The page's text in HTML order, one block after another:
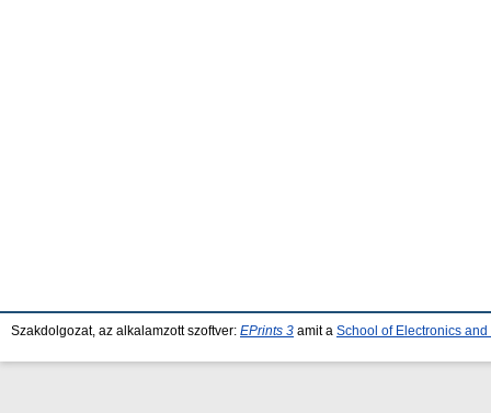
Szakdolgozat, az alkalamzott szoftver: EPrints 3 amit a School of Electronics